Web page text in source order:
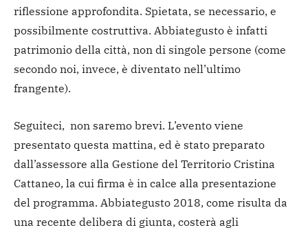
riflessione approfondita. Spietata, se necessario, e
possibilmente costruttiva. Abbiategusto è infatti
patrimonio della città, non di singole persone (come
secondo noi, invece, è diventato nell’ultimo
frangente).
Seguiteci, non saremo brevi. L’evento viene
presentato questa mattina, ed è stato preparato
dall’assessore alla Gestione del Territorio Cristina
Cattaneo, la cui firma è in calce alla presentazione
del programma. Abbiategusto 2018, come risulta da
una recente delibera di giunta, costerà agli